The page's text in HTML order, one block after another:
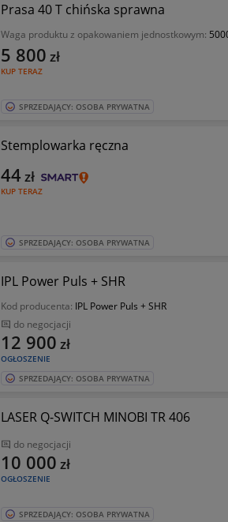
Prasa 40 T chińska sprawna
Waga produktu z opakowaniem jednostkowym:
KUP TERAZ
5 800 zł
SPRZEDAJĄCY: OSOBA PRYWATNA
Stemplowarka ręczna
KUP TERAZ
44 zł
SPRZEDAJĄCY: OSOBA PRYWATNA
IPL Power Puls + SHR
Kod producenta: IPL Power Puls + SHR
do negocjacji
OGŁOSZENIE
12 900 zł
SPRZEDAJĄCY: OSOBA PRYWATNA
LASER Q-SWITCH MINOBI TR 406
do negocjacji
OGŁOSZENIE
10 000 zł
SPRZEDAJĄCY: OSOBA PRYWATNA